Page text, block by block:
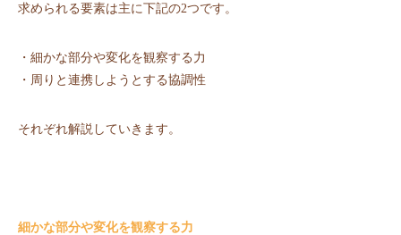
求められる要素は主に下記の2つです。
・細かな部分や変化を観察する力
・周りと連携しようとする協調性
それぞれ解説していきます。
細かな部分や変化を観察する力